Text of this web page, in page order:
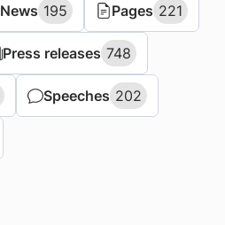
News 195
News 195 Pages 221
Pages 221
Press releases 748
Press releases 748
Speeches 202
Speeches 202